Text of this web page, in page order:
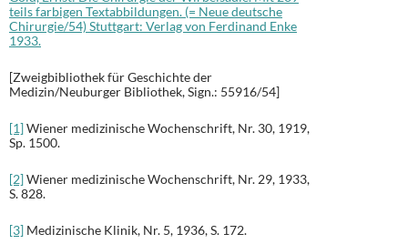
teils farbigen Textabbildungen. (= Neue deutsche
Chirurgie/54) Stuttgart: Verlag von Ferdinand Enke
1933.
[Zweigbibliothek für Geschichte der
Medizin/Neuburger Bibliothek, Sign.: 55916/54]
[1]Wiener medizinische Wochenschrift, Nr. 30, 1919,
Sp. 1500.
[2]Wiener medizinische Wochenschrift, Nr. 29, 1933,
S. 828.
[3] Medizinische Klinik, Nr. 5, 1936, S. 172.